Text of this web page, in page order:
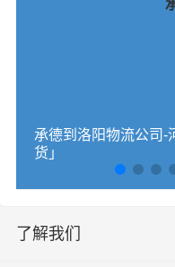
承德到洛阳物流公司-
货」
了解我们